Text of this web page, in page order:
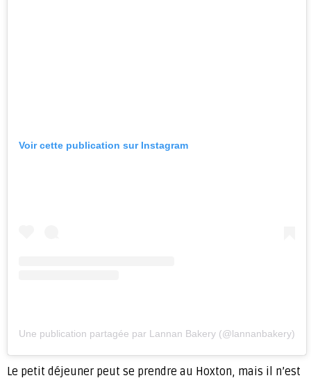
Voir cette publication sur Instagram
Une publication partagée par Lannan Bakery (@lannanbakery)
Le petit déjeuner peut se prendre au Hoxton, mais il n’est